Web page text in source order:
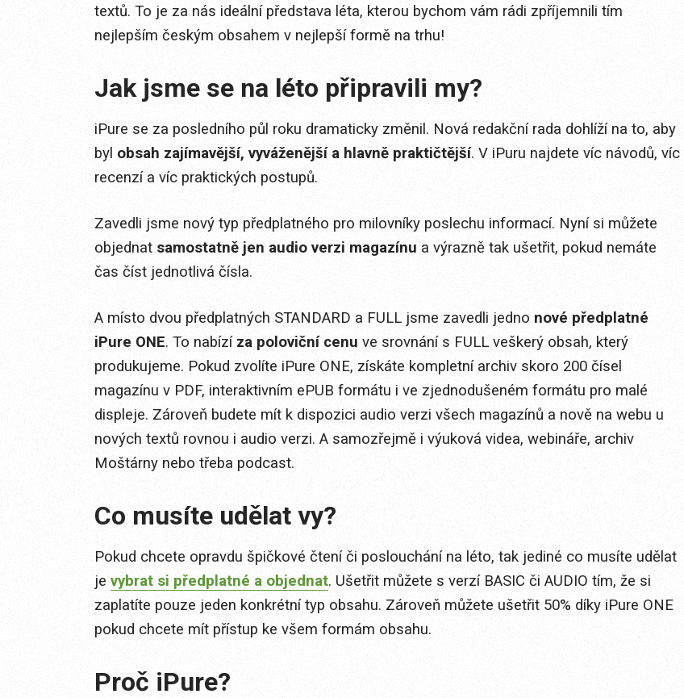
textů. To je za nás ideální představa léta, kterou bychom vám rádi zpříjemnili tím
nejlepším českým obsahem v nejlepší formě na trhu!
Jak jsme se na léto připravili my?
iPure se za posledního půl roku dramaticky změnil. Nová redakční rada dohlíží na to, aby
byl obsah zajímavější, vyváženější a hlavně praktičtější. V iPuru najdete víc návodů, víc
recenzí a víc praktických postupů.
Zavedli jsme nový typ předplatného pro milovníky poslechu informací. Nyní si můžete
objednat samostatně jen audio verzi magazínu a výrazně tak ušetřit, pokud nemáte
čas číst jednotlivá čísla.
A místo dvou předplatných STANDARD a FULL jsme zavedli jedno nové předplatné
iPure ONE. To nabízí za poloviční cenu ve srovnání s FULL veškerý obsah, který
produkujeme. Pokud zvolíte iPure ONE, získáte kompletní archiv skoro 200 čísel
magazínu v PDF, interaktivním ePUB formátu i ve zjednodušeném formátu pro malé
displeje. Zároveň budete mít k dispozici audio verzi všech magazínů a nově na webu u
nových textů rovnou i audio verzi. A samozřejmě i výuková videa, webináře, archiv
Moštárny nebo třeba podcast.
Co musíte udělat vy?
Pokud chcete opravdu špičkové čtení či poslouchání na léto, tak jediné co musíte udělat
je vybrat si předplatné a objednat. Ušetřit můžete s verzí BASIC či AUDIO tím, že si
zaplatíte pouze jeden konkrétní typ obsahu. Zároveň můžete ušetřit 50% díky iPure ONE
pokud chcete mít přístup ke všem formám obsahu.
Proč iPure?